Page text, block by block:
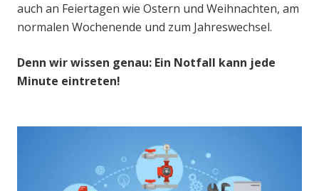
auch an Feiertagen wie Ostern und Weihnachten, am
normalen Wochenende und zum Jahreswechsel.
Denn wir wissen genau: Ein Notfall kann jede
Minute eintreten!